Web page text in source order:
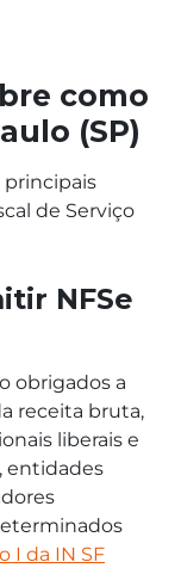
como
(SP)
principais
de Serviço
NFSe
obrigados a
receita bruta,
liberais e
entidades
I da IN SF